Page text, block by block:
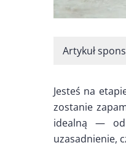
Artykuł
Jesteś na
zostanie
idealną — od
uzasadnienie,